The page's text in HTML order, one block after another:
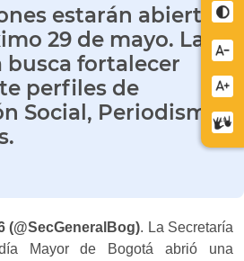
letra
letra
de
estarán abiertas
29 de mayo. La
busca fortalecer
perfiles de
Social, Periodismo
(@SecGeneralBog). La Secretaría
Mayor de Bogotá abrió una